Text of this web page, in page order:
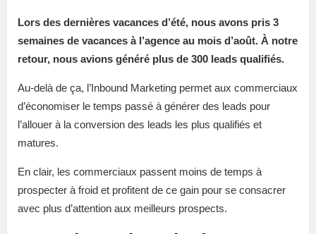
Lors des dernières vacances d’été, nous avons pris 3
semaines de vacances à l’agence au mois d’août. À notre
retour, nous avions généré plus de 300 leads qualifiés.
Au-delà de ça, l’Inbound Marketing permet aux commerciaux
d’économiser le temps passé à générer des leads pour
l’allouer à la conversion des leads les plus qualifiés et
matures.
En clair, les commerciaux passent moins de temps à
prospecter à froid et profitent de ce gain pour se consacrer
avec plus d’attention aux meilleurs prospects.